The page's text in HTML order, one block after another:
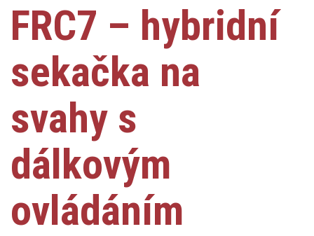
FRC7 – hybridní
sekačka na
svahy s
dálkovým
ovládáním